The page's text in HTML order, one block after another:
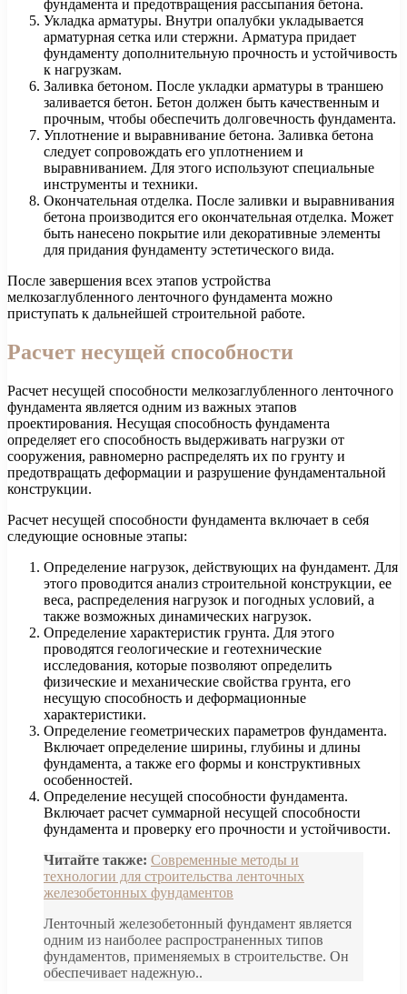
фундамента и предотвращения рассыпания бетона.
Укладка арматуры. Внутри опалубки укладывается
арматурная сетка или стержни. Арматура придает
фундаменту дополнительную прочность и устойчивость
к нагрузкам.
Заливка бетоном. После укладки арматуры в траншею
заливается бетон. Бетон должен быть качественным и
прочным, чтобы обеспечить долговечность фундамента.
Уплотнение и выравнивание бетона. Заливка бетона
следует сопровождать его уплотнением и
выравниванием. Для этого используют специальные
инструменты и техники.
Окончательная отделка. После заливки и выравнивания
бетона производится его окончательная отделка. Может
быть нанесено покрытие или декоративные элементы
для придания фундаменту эстетического вида.
После завершения всех этапов устройства
мелкозаглубленного ленточного фундамента можно
приступать к дальнейшей строительной работе.
Расчет несущей способности
Расчет несущей способности мелкозаглубленного ленточного
фундамента является одним из важных этапов
проектирования. Несущая способность фундамента
определяет его способность выдерживать нагрузки от
сооружения, равномерно распределять их по грунту и
предотвращать деформации и разрушение фундаментальной
конструкции.
Расчет несущей способности фундамента включает в себя
следующие основные этапы:
Определение нагрузок, действующих на фундамент. Для
этого проводится анализ строительной конструкции, ее
веса, распределения нагрузок и погодных условий, а
также возможных динамических нагрузок.
Определение характеристик грунта. Для этого
проводятся геологические и геотехнические
исследования, которые позволяют определить
физические и механические свойства грунта, его
несущую способность и деформационные
характеристики.
Определение геометрических параметров фундамента.
Включает определение ширины, глубины и длины
фундамента, а также его формы и конструктивных
особенностей.
Определение несущей способности фундамента.
Включает расчет суммарной несущей способности
фундамента и проверку его прочности и устойчивости.
Читайте также: Современные методы и
технологии для строительства ленточных
железобетонных фундаментов
Ленточный железобетонный фундамент является
одним из наиболее распространенных типов
фундаментов, применяемых в строительстве. Он
обеспечивает надежную..